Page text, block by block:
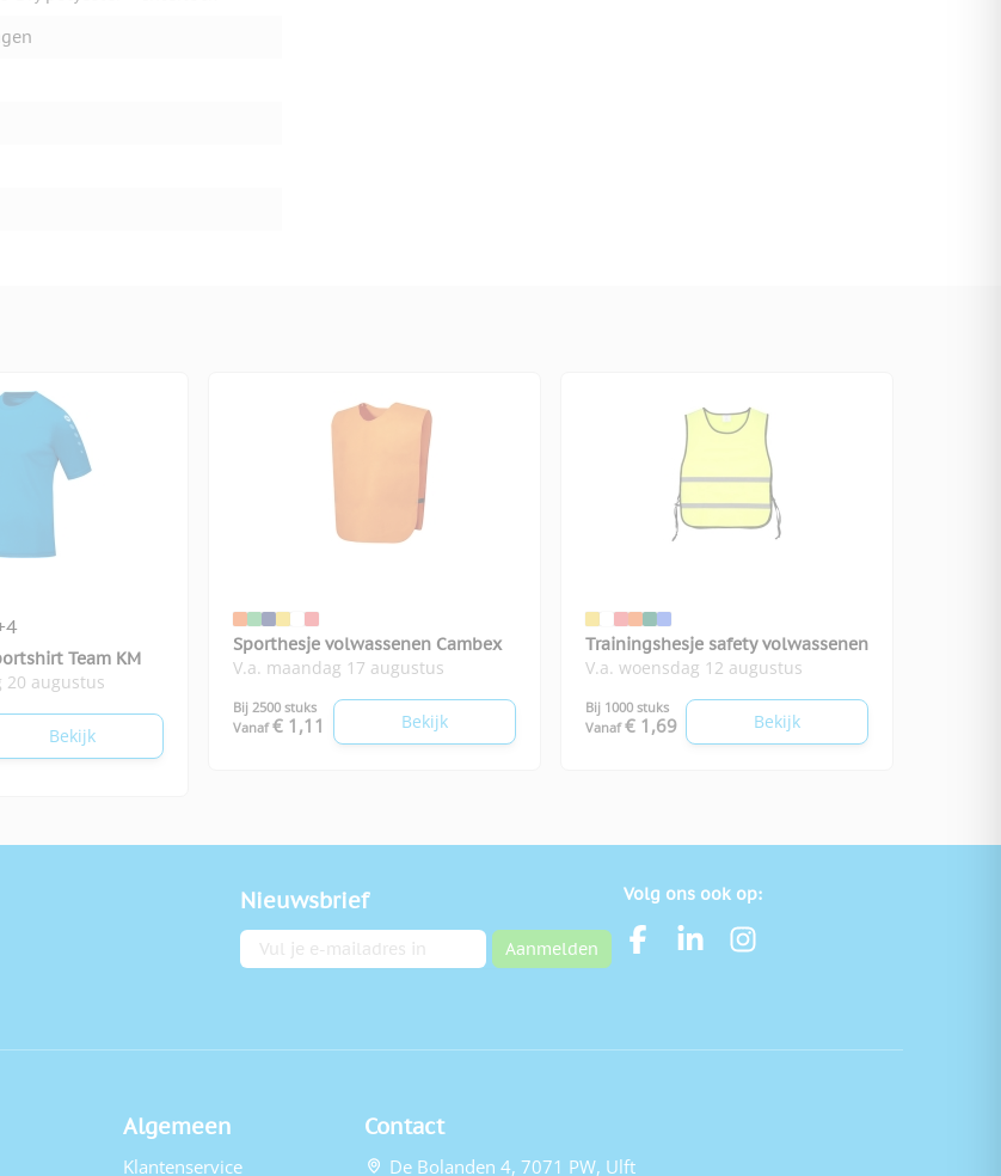
Team KM
20 augustus
Bekijk
Sporthesje volwassenen Cambex
V.a. maandag 17 augustus
Bij 2500 stuks
Vanaf € 1,11 Bekijk
Trainingshesje safety volwassenen
V.a. woensdag 12 augustus
Bij 1000 stuks
Vanaf € 1,69 Bekijk
Nieuwsbrief
E-mailadres Aanmelden
Volg ons ook op:
Algemeen
Klantenservice
Contact
De Bolanden 4, 7071 PW, Ulft